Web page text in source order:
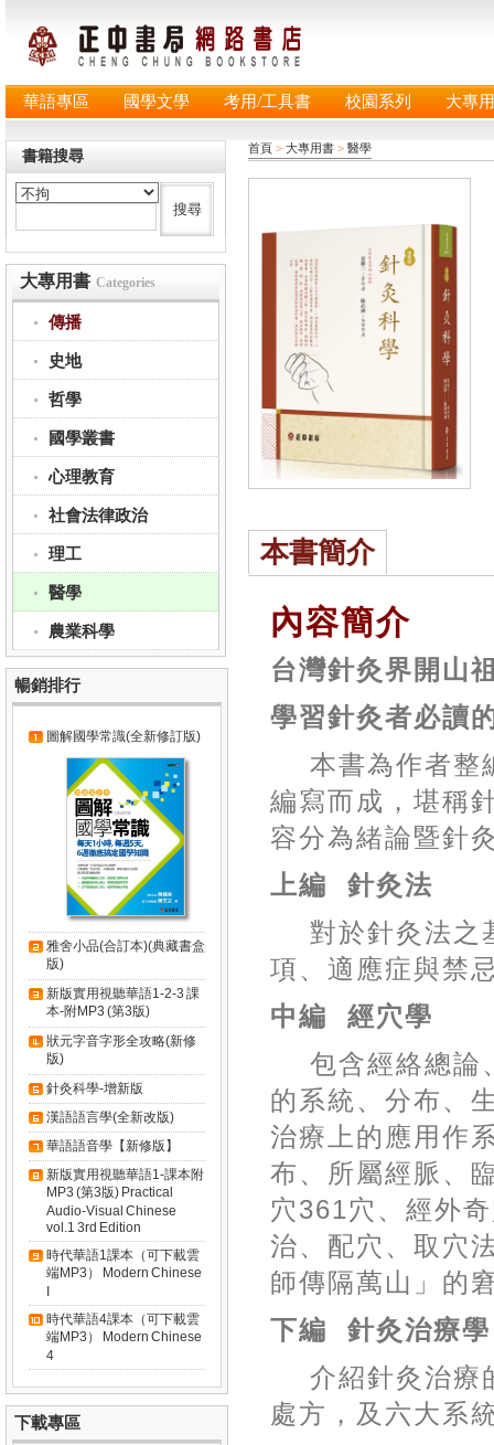
華語專區 國學文學 考用/工具書 校園系列 大專
首頁 > 大專用書 > 醫學
本書簡介
內容簡介
台灣針灸界開山
學習針灸者必讀
本書為作者整
編寫而成，堪稱
容分為緒論暨針
上編
針灸法
對於針灸法之
項、適應症與禁
中編
經穴學
包含經絡總論
的系統、分布、
治療上的應用作
布、所屬經脈、
穴361穴、經外
治、配穴、取穴
師傳隔萬山」的
下編
針灸治療學
介紹針灸治療
處方，及六大系
書籍搜尋
大專用書 Categories
傳播
史地
哲學
國學叢書
心理教育
社會法律政治
理工
醫學
農業科學
暢銷排行
圖解國學常識(全新修訂版)
雅舍小品(合訂本)(典藏書盒
版)
新版實用視聽華語1-2-3 課
本-附MP3 (第3版)
狀元字音字形全攻略(新修
版)
針灸科學-增新版
漢語語言學(全新改版)
華語語音學【新修版】
新版實用視聽華語1-課本附
MP3 (第3版) Practical
Audio-Visual Chinese
vol.1 3rd Edition
時代華語1課本（可下載雲
端MP3） Modern Chinese
I
時代華語4課本（可下載雲
端MP3） Modern Chinese
4
下載專區